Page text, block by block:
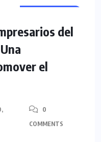
del
el
0
COMMENTS